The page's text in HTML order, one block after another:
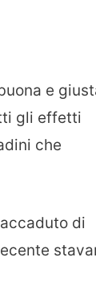
e
gli effetti
che
di